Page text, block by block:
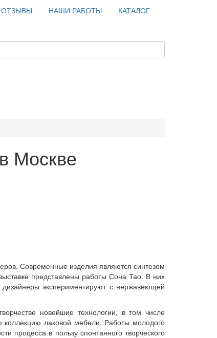
ОТЗЫВЫ НАШИ РАБОТЫ
КАТАЛОГ
Москве
Современные изделия являются синтезом
представлены работы Сона Тао. В них
экспериментируют с нержавеющей
новейшие технологии, в том числе
лаковой мебели. Работы молодого
процесса в пользу спонтанного творческого